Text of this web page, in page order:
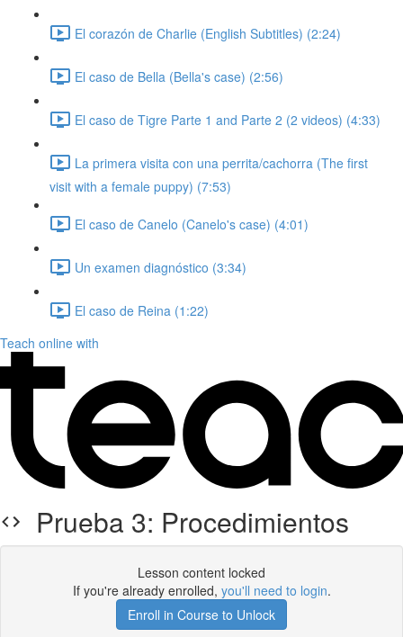
El corazón de Charlie (English Subtitles) (2:24)
El caso de Bella (Bella's case) (2:56)
El caso de Tigre Parte 1 and Parte 2 (2 videos) (4:33)
La primera visita con una perrita/cachorra (The first
visit with a female puppy) (7:53)
El caso de Canelo (Canelo's case) (4:01)
Un examen diagnóstico (3:34)
El caso de Reina (1:22)
Teach online with
Prueba 3: Procedimientos
Lesson content locked
If you're already enrolled, you'll need to login.
Enroll in Course to Unlock